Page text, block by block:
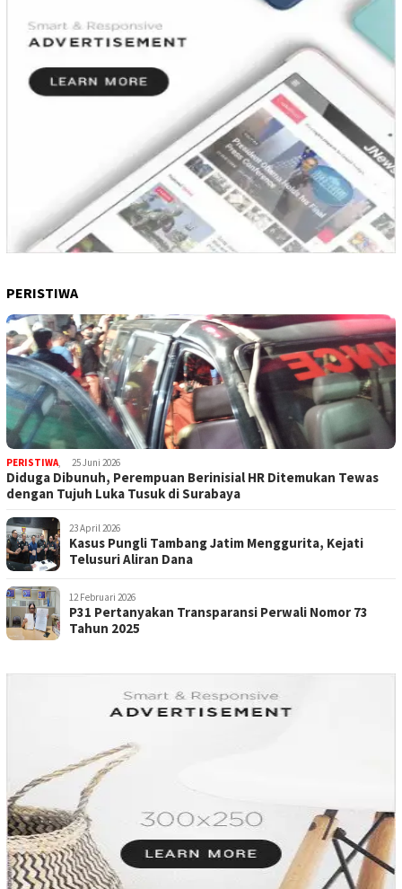
PERISTIWA
PERISTIWA, 25 Juni 2026
Diduga Dibunuh, Perempuan Berinisial HR Ditemukan Tewas
dengan Tujuh Luka Tusuk di Surabaya
23 April 2026
Kasus Pungli Tambang Jatim Menggurita, Kejati
Telusuri Aliran Dana
12 Februari 2026
P31 Pertanyakan Transparansi Perwali Nomor 73
Tahun 2025